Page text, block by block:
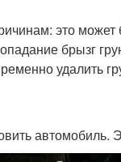
это может
брызг
удалить
автомобиль.